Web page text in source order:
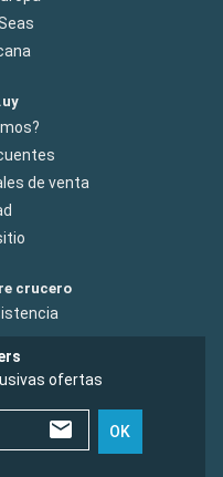
de venta
crucero
ofertas
OK